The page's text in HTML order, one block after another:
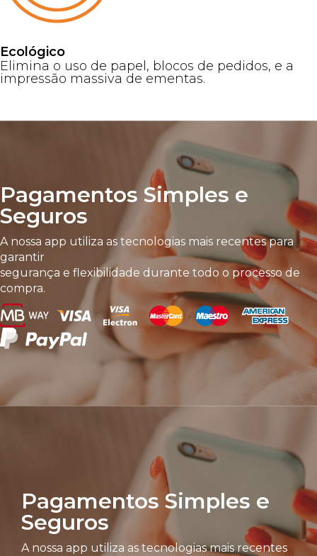
Ecológico
Elimina o uso de papel, blocos de pedidos, e a
impressão massiva de ementas.
Pagamentos Simples e
Seguros
A nossa app utiliza as tecnologias mais recentes para
garantir
segurança e flexibilidade durante todo o processo de
compra.
Pagamentos Simples e
Seguros
A nossa app utiliza as tecnologias mais recentes